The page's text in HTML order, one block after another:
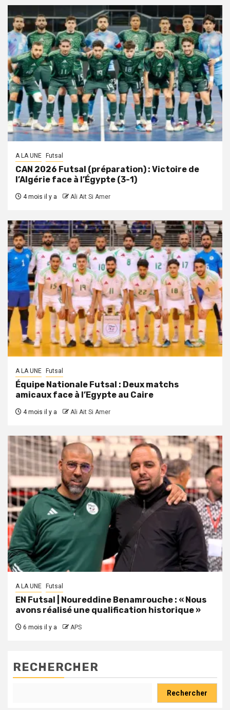
A LA UNE Futsal
CAN 2026 Futsal (préparation) : Victoire de
l’Algérie face à l’Égypte (3-1)
4 mois il y a Ali Ait Si Amer
A LA UNE Futsal
Équipe Nationale Futsal : Deux matchs
amicaux face à l’Egypte au Caire
4 mois il y a Ali Ait Si Amer
A LA UNE Futsal
EN Futsal | Noureddine Benamrouche : « Nous
avons réalisé une qualification historique »
6 mois il y a APS
RECHERCHER
Rechercher